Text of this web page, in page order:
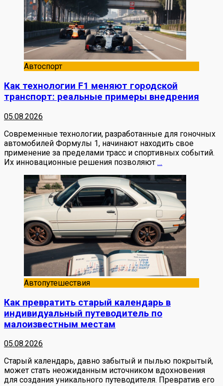
Автоспорт
Как технологии F1 меняют городской
транспорт: реальные примеры внедрения
05.08.2026
Современные технологии, разработанные для гоночных
автомобилей Формулы 1, начинают находить свое
применение за пределами трасс и спортивных событий.
Их инновационные решения позволяют …
Автопутешествия
Как превратить старый календарь в
индивидуальный путеводитель по
малоизвестным местам
05.08.2026
Старый календарь, давно забытый и пылью покрытый,
может стать неожиданным источником вдохновения
для создания уникального путеводителя. Превратив его